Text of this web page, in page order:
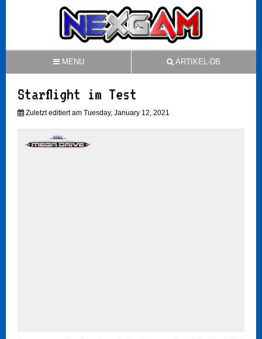
MENU ARTIKEL-DB
Starflight im Test
Zuletzt editiert am Tuesday, January 12, 2021